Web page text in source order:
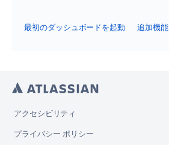
最初のダッシュボードを起動 追加機能
アクセシビリティ
プライバシー ポリシー